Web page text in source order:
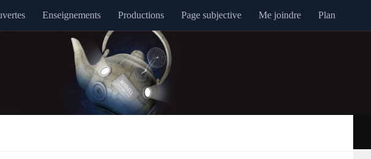
Enseignements Productions Page subjective Me joindre Plan